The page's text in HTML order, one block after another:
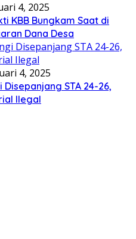
4, 2025
KBB Bungkam Saat di
Dana Desa
4, 2025
STA 24-26,
Ilegal